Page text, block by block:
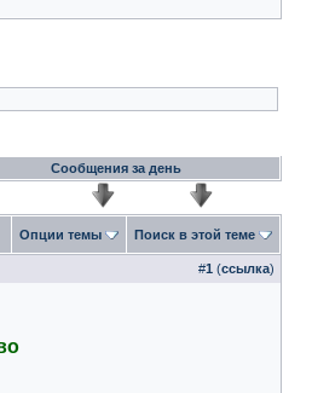
Сообщения за день
Опции темы Поиск в этой теме
#1 (ссылка)